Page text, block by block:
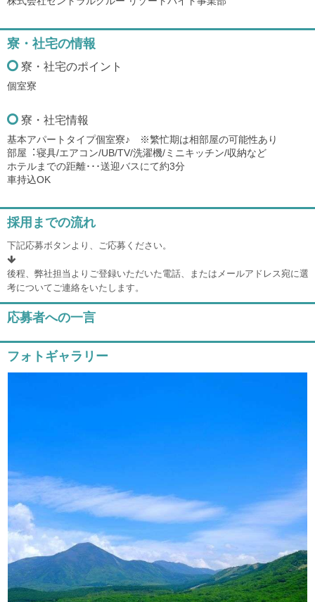
寮・社宅の情報
寮・社宅のポイント
個室寮
寮・社宅情報
基本アパートタイプ個室寮♪ ※繁忙期は相部屋の可能性あり
部屋︓寝具/エアコン/UB/TV/洗濯機/ミニキッチン/収納など
ホテルまでの距離･･･送迎バスにて約3分
車持込OK
採用までの流れ
下記応募ボタンより、ご応募ください。
後程、弊社担当よりご登録いただいた電話、またはメールアドレス宛に選
考についてご連絡をいたします。
応募者への一言
フォトギャラリー